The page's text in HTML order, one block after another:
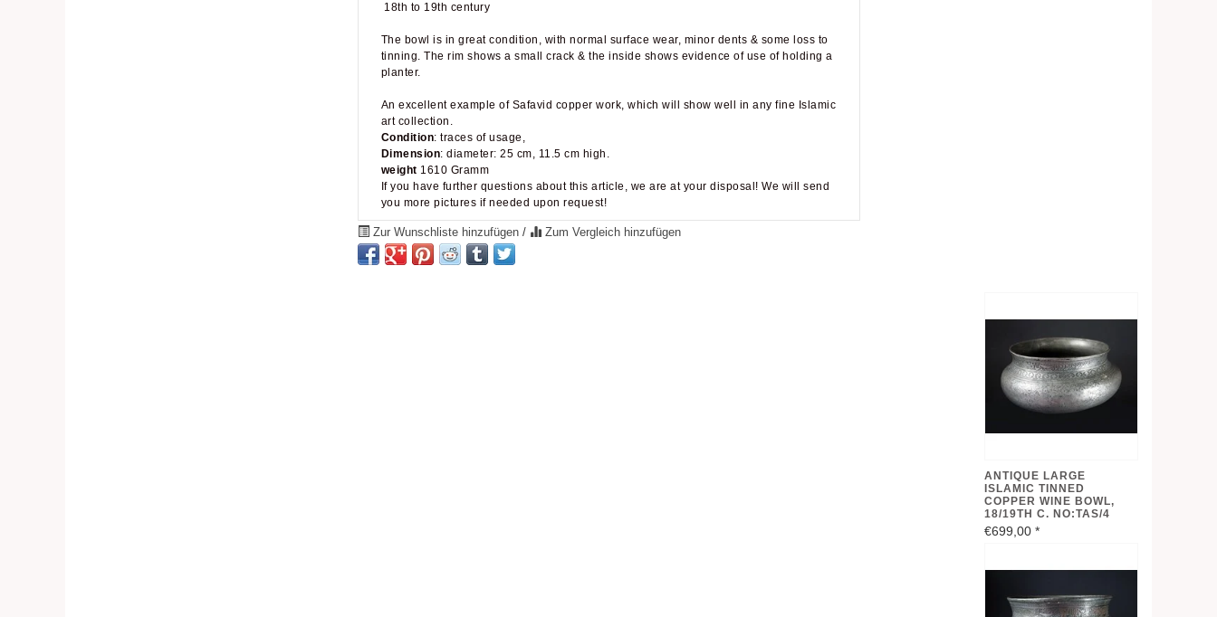
18th to 19th century
The bowl is in great condition, with normal surface wear, minor dents & some loss to
tinning. The rim shows a small crack & the inside shows evidence of use of holding a
planter.
An excellent example of Safavid copper work, which will show well in any fine Islamic
art collection.
Condition: traces of usage,
Dimension: diameter: 25 cm, 11.5 cm high.
weight 1610 Gramm
If you have further questions about this article, we are at your disposal! We will send
you more pictures if needed upon request!
Zur Wunschliste hinzufügen / Zum Vergleich hinzufügen
ANTIQUE LARGE
ISLAMIC TINNED
COPPER WINE BOWL,
18/19TH C. NO:TAS/4
€699,00 *